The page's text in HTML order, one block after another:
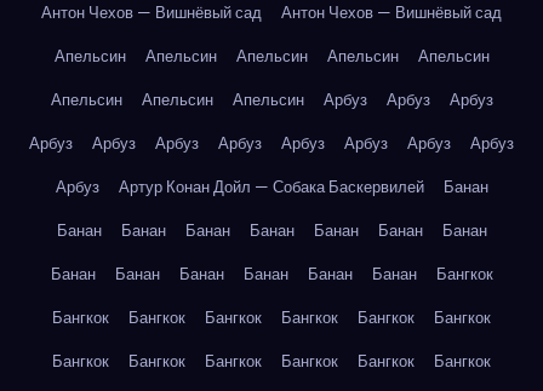
Антон Чехов — Вишнёвый сад
Антон Чехов — Вишнёвый сад
Апельсин
Апельсин Апельсин Апельсин
Апельсин
Апельсин
Апельсин Апельсин Арбуз Арбуз
Арбуз
Арбуз
Арбуз Арбуз Арбуз Арбуз Арбуз Арбуз
Арбуз
Арбуз
Артур Конан Дойл — Собака Баскервилей
Банан
Банан
Банан Банан Банан Банан Банан
Банан
Банан
Банан Банан Банан Банан Банан
Бангкок
Бангкок
Бангкок Бангкок Бангкок Бангкок
Бангкок
Бангкок
Бангкок Бангкок Бангкок Бангкок Бангкок